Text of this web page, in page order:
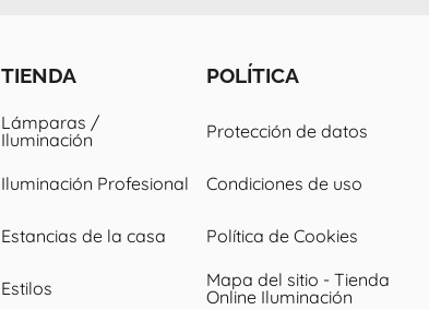
TIENDA
Lámparas /
Iluminación
Iluminación Profesional
Estancias de la casa
Estilos
POLÍTICA
Protección de datos
Condiciones de uso
Política de Cookies
Mapa del sitio - Tienda
Online Iluminación